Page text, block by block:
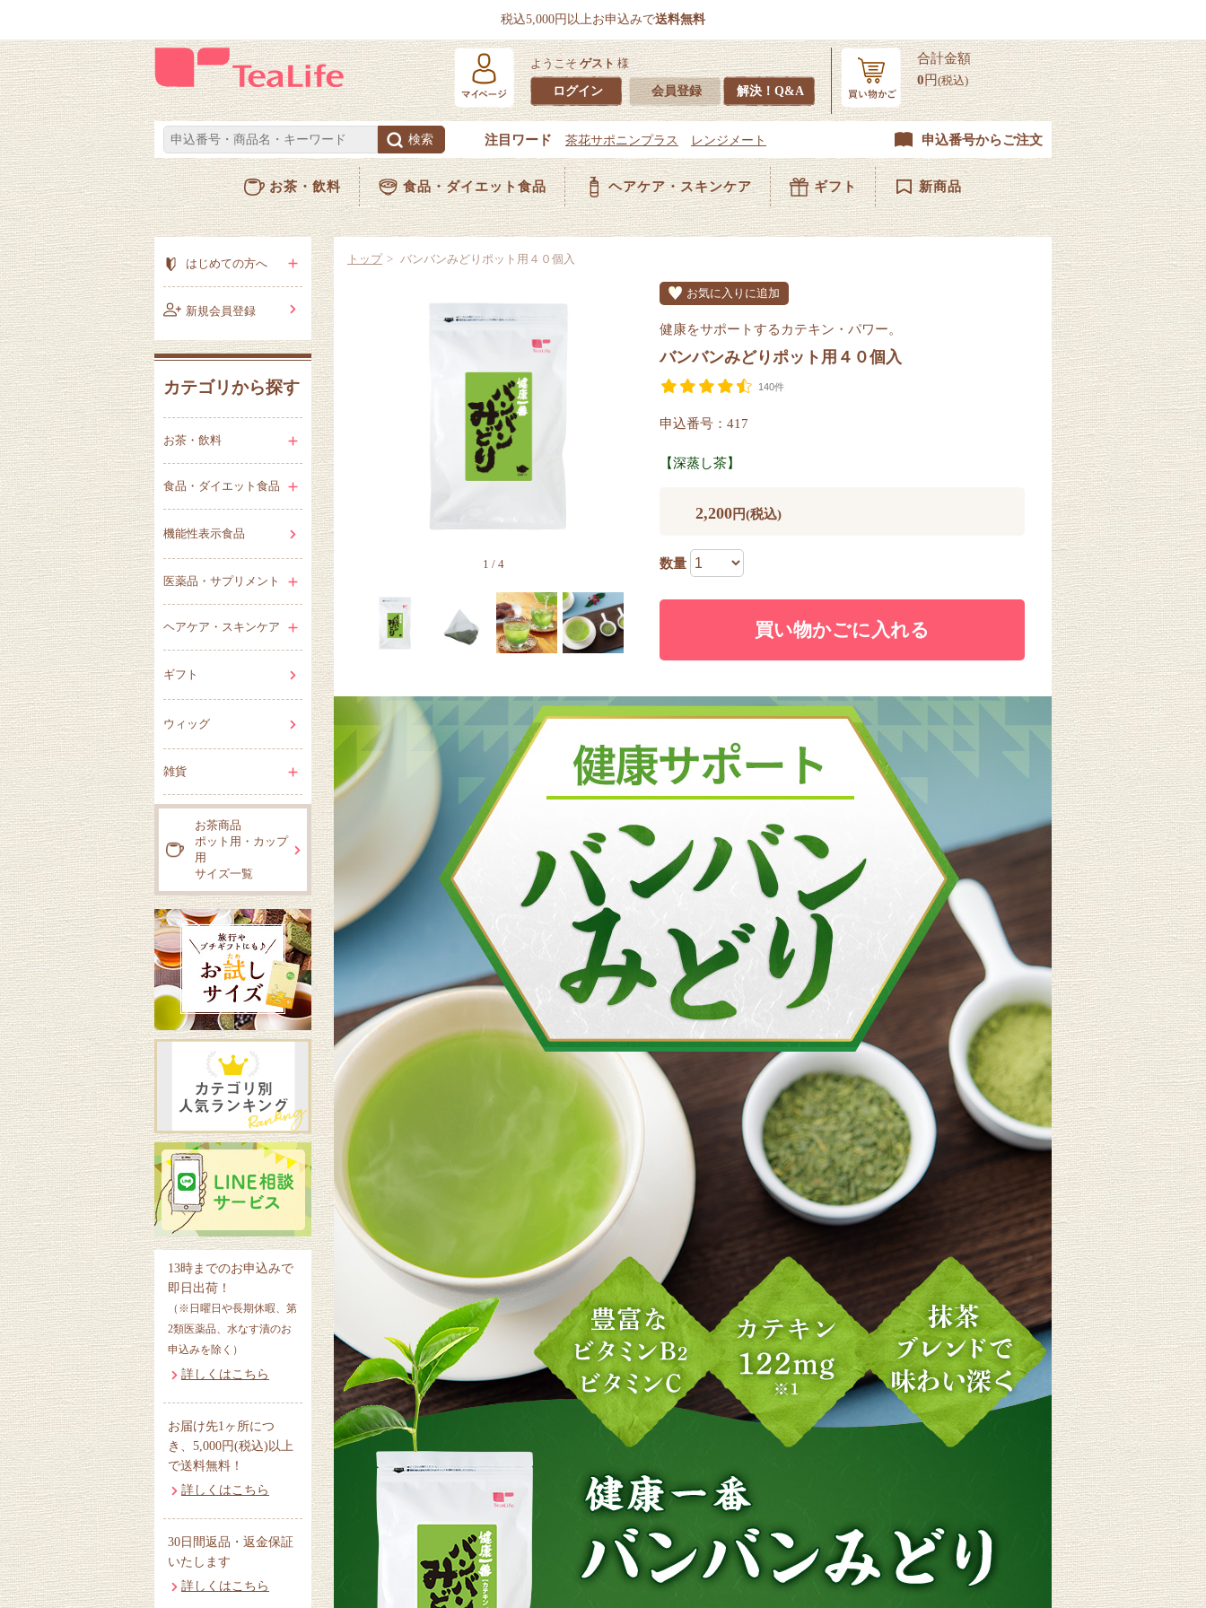
税込5,000円以上お申込みで送料無料
ようこそゲスト 様
ログイン 会員登録 解決！Q&A
合計金額
0円(税込)
申込番号からご注文
お茶・飲料 食品・ダイエット食品 ヘアケア・スキンケア ギフト 新商品
トップ バンバンみどりポット用４０個入
1 / 4
お気に入りに追加
健康をサポートするカテキン・パワー。
バンバンみどりポット用４０個入
140件
申込番号：417
【深蒸し茶】
2,200円(税込)
数量
買い物かごに入れる
はじめての方へ
新規会員登録
カテゴリから探す
お茶・飲料
食品・ダイエット食品
機能性表示食品
医薬品・サプリメント
ヘアケア・スキンケア
ギフト
ウィッグ
雑貨
お茶商品
ポット用・カップ
用
サイズ一覧
13時までのお申込みで
即日出荷！
（※日曜日や長期休暇、第
2類医薬品、水なす漬のお
申込みを除く）
詳しくはこちら
お届け先1ヶ所につ
き、5,000円(税込)以上
で送料無料！
詳しくはこちら
30日間返品・返金保証
いたします
詳しくはこちら